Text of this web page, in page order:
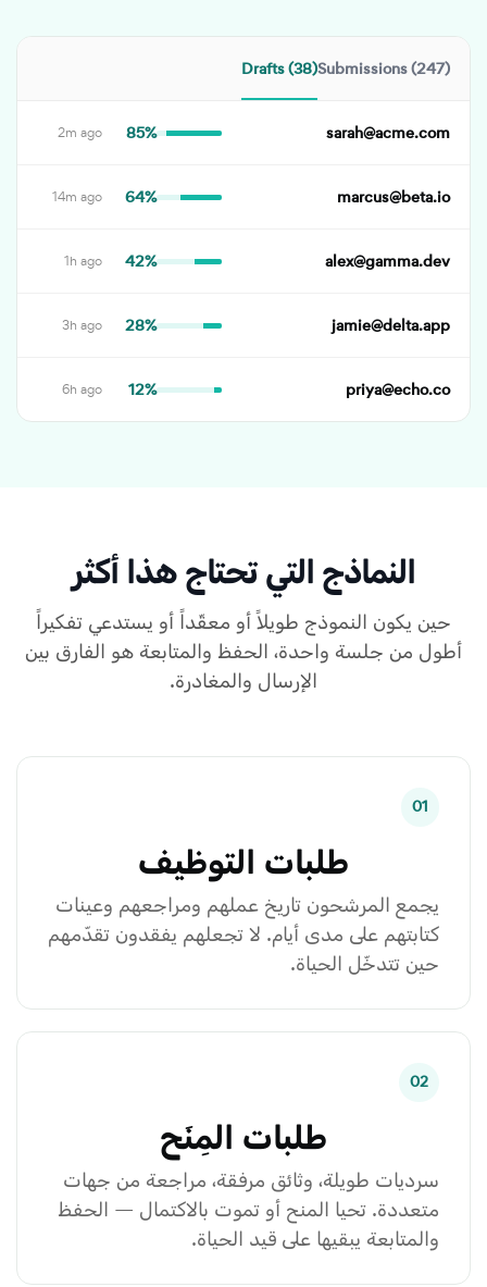
Submissions (247)
Drafts (38)
sarah@acme.com
85%
2m ago
marcus@beta.io
64%
14m ago
alex@gamma.dev
42%
1h ago
jamie@delta.app
28%
3h ago
priya@echo.co
12%
6h ago
النماذج التي تحتاج هذا أكثر
حين يكون النموذج طويلاً أو معقّداً أو يستدعي تفكيراً
أطول من جلسة واحدة، الحفظ والمتابعة هو الفارق بين
الإرسال والمغادرة.
01
طلبات التوظيف
يجمع المرشحون تاريخ عملهم ومراجعهم وعينات
كتابتهم على مدى أيام. لا تجعلهم يفقدون تقدّمهم
حين تتدخّل الحياة.
02
طلبات المِنَح
سرديات طويلة، وثائق مرفقة، مراجعة من جهات
متعددة. تحيا المنح أو تموت بالاكتمال — الحفظ
والمتابعة يبقيها على قيد الحياة.